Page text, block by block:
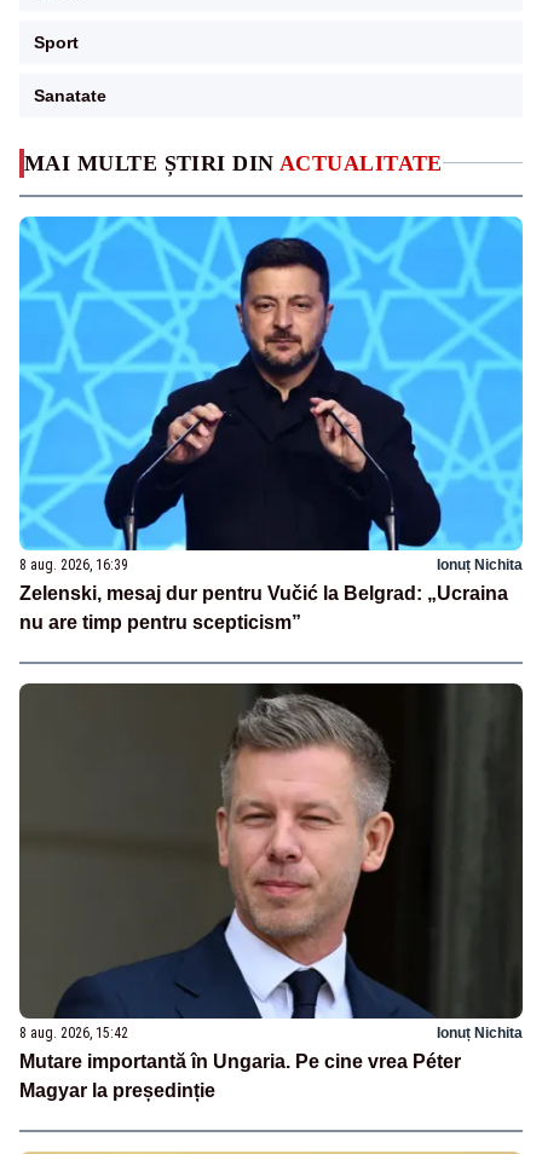
MAI MULTE ȘTIRI DIN ACTUALITATE
8 aug. 2026, 16:39 Ionuț Nichita
Zelenski, mesaj dur pentru Vučić la Belgrad: „Ucraina
nu are timp pentru scepticism”
8 aug. 2026, 15:42 Ionuț Nichita
Mutare importantă în Ungaria. Pe cine vrea Péter
Magyar la președinție
Sport
Sanatate